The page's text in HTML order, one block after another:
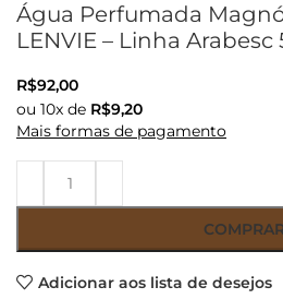
Água Perfumada
LENVIE – Linha Arabesc
R$92,00
ou 10x de R$9,20
Mais formas de pagamento
Adicionar aos lista de desejos